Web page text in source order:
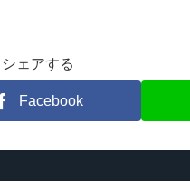
シェアする
Facebook